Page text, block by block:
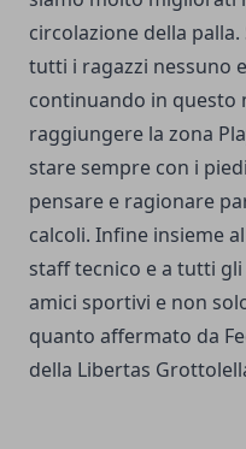
circolazione della
tutti i ragazzi nessuno
continuando in questo
raggiungere la zona
stare sempre con i
pensare e ragionare
calcoli. Infine insieme
staff tecnico e a tutti
amici sportivi e non
quanto affermato da
della Libertas